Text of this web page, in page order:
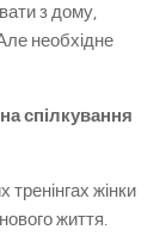
з дому,
необхідне
спілкування
жінки
життя.